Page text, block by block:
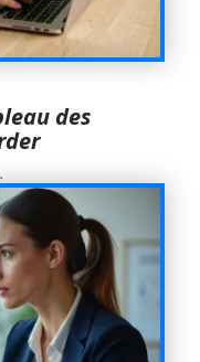
des